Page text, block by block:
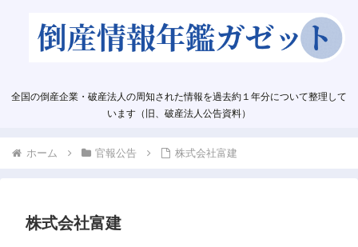
全国の倒産企業・破産法人の周知された情報を過去約１年分について整理して
います（旧、破産法人公告資料）
ホーム 官報公告 株式会社富建
株式会社富建